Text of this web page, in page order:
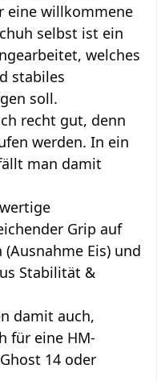
eine willkommene
selbst ist ein
welches
stabiles
soll.
recht gut, denn
werden. In ein
man damit
Grip auf
Eis) und
Stabilität &
damit auch,
für eine HM-
14 oder